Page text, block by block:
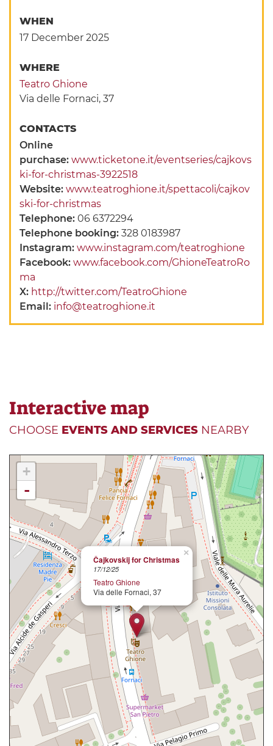
WHEN
17 December 2025
WHERE
Teatro Ghione
Via delle Fornaci, 37
CONTACTS
Online
purchase:www.ticketone.it/eventseries/cajkovs
ki-for-christmas-3922518
Website:www.teatroghione.it/spettacoli/cajkov
ski-for-christmas
Telephone:06 6372294
Telephone booking:328 0183987
Instagram:www.instagram.com/teatroghione
Facebook:www.facebook.com/GhioneTeatroRo
ma
X: http://twitter.com/TeatroGhione
Email: info@teatroghione.it
Interactive map
CHOOSE EVENTS AND SERVICES NEARBY
×
Čajkovskij for Christmas
17/12/25
Teatro Ghione
Via delle Fornaci, 37
+
-